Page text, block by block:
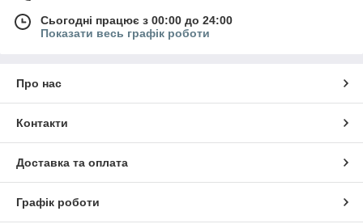
Сьогодні працює з 00:00 до 24:00
Показати весь графік роботи
Про нас
Контакти
Доставка та оплата
Графік роботи